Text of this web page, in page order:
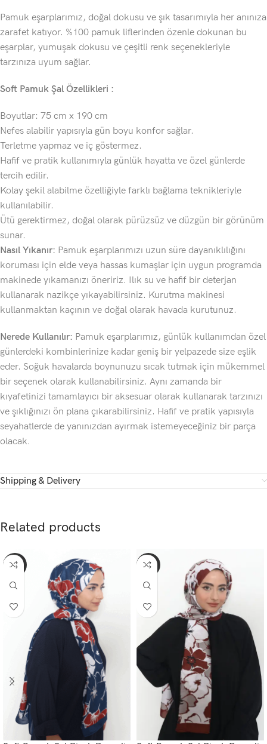
Pamuk eşarplarımız, doğal dokusu ve şık tasarımıyla her anınıza
zarafet katıyor. %100 pamuk liflerinden özenle dokunan bu
eşarplar, yumuşak dokusu ve çeşitli renk seçenekleriyle
tarzınıza uyum sağlar.
Soft Pamuk Şal Özellikleri :
Boyutlar: 75 cm x 190 cm
Nefes alabilir yapısıyla gün boyu konfor sağlar.
Terletme yapmaz ve iç göstermez.
Hafif ve pratik kullanımıyla günlük hayatta ve özel günlerde
tercih edilir.
Kolay şekil alabilme özelliğiyle farklı bağlama teknikleriyle
kullanılabilir.
Ütü gerektirmez, doğal olarak pürüzsüz ve düzgün bir görünüm
sunar.
Nasıl Yıkanır: Pamuk eşarplarımızı uzun süre dayanıklılığını
koruması için elde veya hassas kumaşlar için uygun programda
makinede yıkamanızı öneririz. Ilık su ve hafif bir deterjan
kullanarak nazikçe yıkayabilirsiniz. Kurutma makinesi
kullanmaktan kaçının ve doğal olarak havada kurutunuz.
Nerede Kullanılır: Pamuk eşarplarımız, günlük kullanımdan özel
günlerdeki kombinlerinize kadar geniş bir yelpazede size eşlik
eder. Soğuk havalarda boynunuzu sıcak tutmak için mükemmel
bir seçenek olarak kullanabilirsiniz. Aynı zamanda bir
kıyafetinizi tamamlayıcı bir aksesuar olarak kullanarak tarzınızı
ve şıklığınızı ön plana çıkarabilirsiniz. Hafif ve pratik yapısıyla
seyahatlerde de yanınızdan ayırmak istemeyeceğiniz bir parça
olacak.
Shipping & Delivery
Related products
-52% -52%